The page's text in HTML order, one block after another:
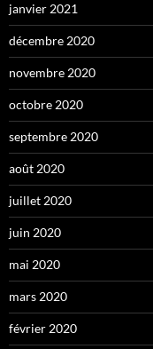
janvier 2021
décembre 2020
novembre 2020
octobre 2020
septembre 2020
août 2020
juillet 2020
juin 2020
mai 2020
mars 2020
février 2020